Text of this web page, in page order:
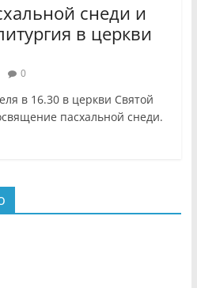
снеди и
в церкви
0
в 16.30 в церкви Святой
пасхальной снеди.